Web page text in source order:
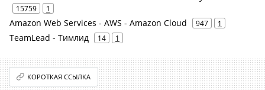
15759 1
Amazon Web Services - AWS - Amazon Cloud 947 1
TeamLead - Тимлид 14 1
КОРОТКАЯ ССЫЛКА